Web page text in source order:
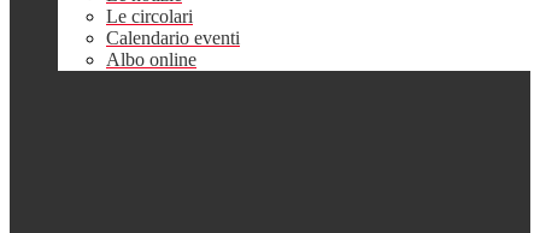
Le circolari
Calendario eventi
Albo online